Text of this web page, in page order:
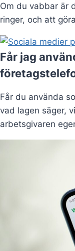
Om du vabbar är
ringer, och att
Får jag
Får du använda
vad lagen säger,
arbetsgivaren